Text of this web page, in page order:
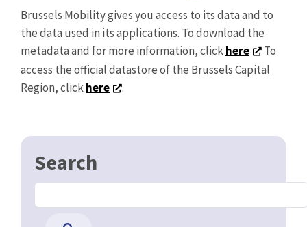
Brussels Mobility gives you access to its data and to
the data used in its applications. To download the
metadata and for more information, clickhere
To
access the official datastore of the Brussels Capital
Region, clickhere .
Search